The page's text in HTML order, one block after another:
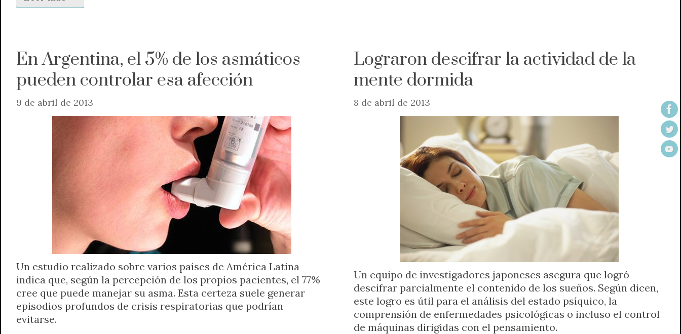
En Argentina, el 5% de los asmáticos
pueden controlar esa afección
9 de abril de 2013
Un estudio realizado sobre varios países de América Latina
indica que, según la percepción de los propios pacientes, el 77%
cree que puede manejar su asma. Esta certeza suele generar
episodios profundos de crisis respiratorias que podrían
evitarse.
Lograron descifrar la actividad de la
mente dormida
8 de abril de 2013
Un equipo de investigadores japoneses asegura que logró
descifrar parcialmente el contenido de los sueños. Según dicen,
este logro es útil para el análisis del estado psíquico, la
comprensión de enfermedades psicológicas o incluso el control
de máquinas dirigidas con el pensamiento.